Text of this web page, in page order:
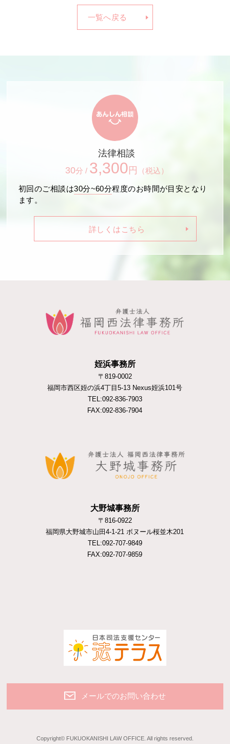
一覧へ戻る
法律相談
30分 / 3,300 円 （税込）
初回のご相談は30分~60分程度のお時間が目安となり
ます。
詳しくはこちら
姪浜事務所
〒819-0002
福岡市西区姪の浜4丁目5-13 Nexus姪浜101号
TEL:092-836-7903
FAX:092-836-7904
大野城事務所
〒816-0922
福岡県大野城市山田4-1-21 ボヌール桜並木201
TEL:092-707-9849
FAX:092-707-9859
メールでのお問い合わせ
Copyright© FUKUOKANISHI LAW OFFICE. All rights reserved.